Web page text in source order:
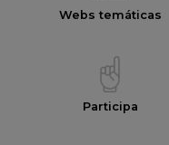
Webs temáticas
Participa